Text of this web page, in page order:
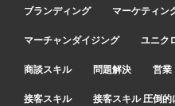
ブランディング マーケティン
マーチャンダイジング ユニク
商談スキル 問題解決 営業
接客スキル 接客スキル 圧倒